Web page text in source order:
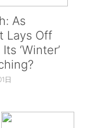
As
Lays Off
‘Winter’
日